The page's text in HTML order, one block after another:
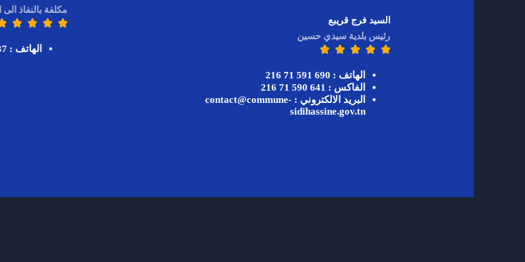
السيد فرج قريبع
رئيس بلدية سيدي حسين





الهاتف : 690 591 71 216
الفاكس : 641 590 71 216
البريد الالكتروني : contact@commune-
sidihassine.gov.tn
مكلفة بالنفاذ الى




الهاتف : 98295737